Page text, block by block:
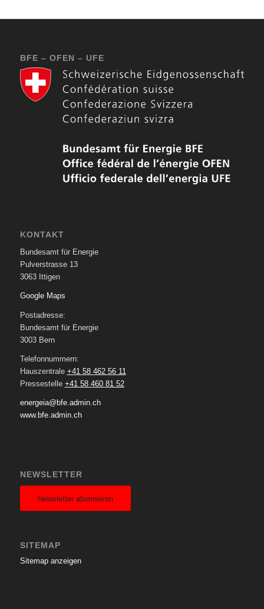
BFE – OFEN – UFE
KONTAKT
Bundesamt für Energie
Pulverstrasse 13
3063 Ittigen
Google Maps
Postadresse:
Bundesamt für Energie
3003 Bern
Telefonnummern:
Hauszentrale +41 58 462 56 11
Pressestelle +41 58 460 81 52
energeia@bfe.admin.ch
www.bfe.admin.ch
NEWSLETTER
Newsletter abonnieren
SITEMAP
Sitemap anzeigen